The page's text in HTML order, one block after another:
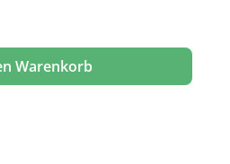
benutze die Schaltflächen um die
Warenkorb